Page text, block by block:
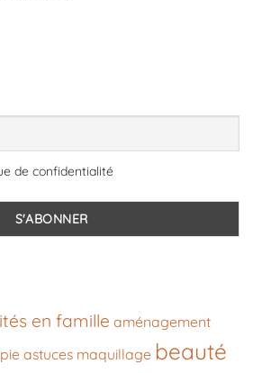
de confidentialité
en famille aménagement
astuces maquillage beauté